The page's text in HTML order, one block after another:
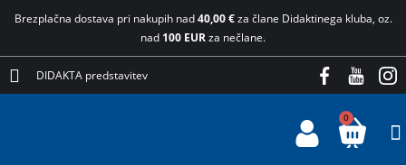
Brezplačna dostava pri nakupih nad40,00 €za člane Didaktinega kluba, oz.
nad 100 EURza nečlane.
DIDAKTA predstavitev
0